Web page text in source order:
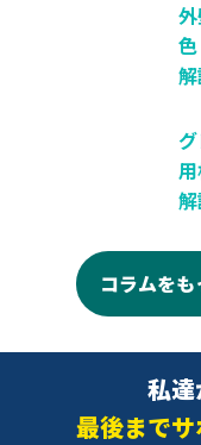
コラムを
私
最後までサ